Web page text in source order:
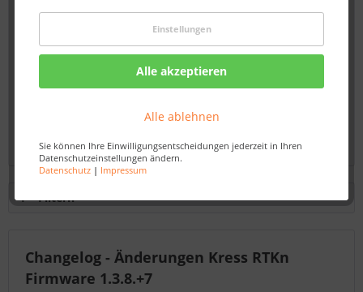
Einstellungen
Alle akzeptieren
Alle ablehnen
Sie können Ihre Einwilligungsentscheidungen jederzeit in Ihren
Datenschutzeinstellungen ändern.
Datenschutz| Impressum
für Ihren Kress Mission RTKn – Bleiben Sie
immer auf dem Laufenden
Willkommen auf unserem Blog, Ihrem verlässlichen
Fachhändler für Kress-Produkte. Hier finden Sie
umfassende und aktuelle Informationen zu Firmware-
mehr erfahren »
Filtern
Changelog - Änderungen Kress RTKn
Firmware 1.3.8.+7